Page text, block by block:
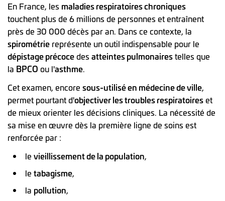
En France, les maladies respiratoires chroniques
touchent plus de 6 millions de personnes et entraînent
près de 30 000 décès par an. Dans ce contexte, la
spirométrie représente un outil indispensable pour le
dépistage précocedes atteintes pulmonairestelles que
la BPCO ou l'asthme.
Cet examen, encore sous-utilisé en médecine de ville,
permet pourtant d'objectiver les troubles respiratoireset
de mieux orienter les décisions cliniques. La nécessité de
sa mise en œuvre dès la première ligne de soins est
renforcée par :
le vieillissement de la population,
le tabagisme,
la pollution,